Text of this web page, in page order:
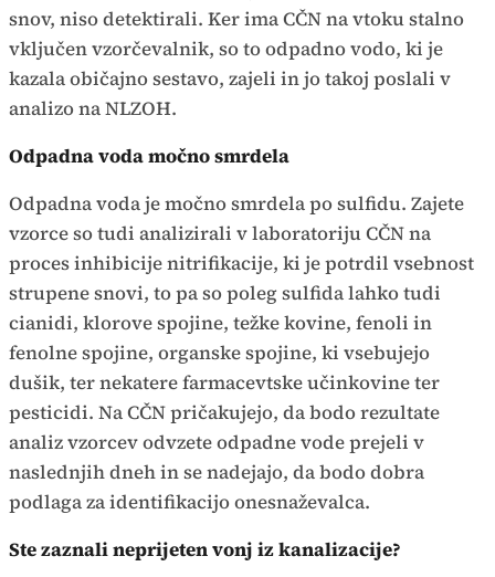
snov, niso detektirali. Ker ima CČN na vtoku stalno
vključen vzorčevalnik, so to odpadno vodo, ki je
kazala običajno sestavo, zajeli in jo takoj poslali v
analizo na NLZOH.
Odpadna voda močno smrdela
Odpadna voda je močno smrdela po sulfidu. Zajete
vzorce so tudi analizirali v laboratoriju CČN na
proces inhibicije nitrifikacije, ki je potrdil vsebnost
strupene snovi, to pa so poleg sulfida lahko tudi
cianidi, klorove spojine, težke kovine, fenoli in
fenolne spojine, organske spojine, ki vsebujejo
dušik, ter nekatere farmacevtske učinkovine ter
pesticidi. Na CČN pričakujejo, da bodo rezultate
analiz vzorcev odvzete odpadne vode prejeli v
naslednjih dneh in se nadejajo, da bodo dobra
podlaga za identifikacijo onesnaževalca.
Ste zaznali neprijeten vonj iz kanalizacije?